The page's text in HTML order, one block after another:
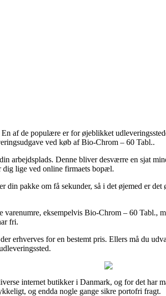
af de populære er for øjeblikket
ved køb af Bio-Chrom – 60 Tabl..
arbejdsplads. Denne bliver desværre en sjat
dig lige ved online firmaets bopæl.
pakke om få sekunder, så i det øjemed er
eksempelvis Bio-Chrom – 60
fri.
erhverves for en bestemt pris. Ellers må du
internet butikker i Danmark, og for det har
og endda nogle gange sikre portofri fragt.